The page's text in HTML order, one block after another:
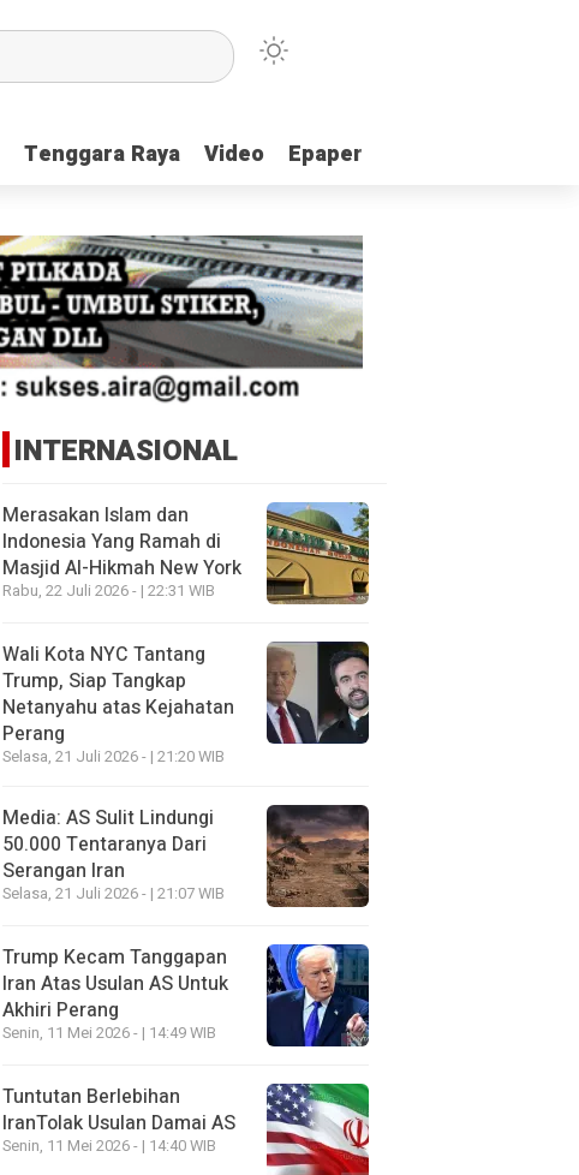
Tenggara Raya Video Epaper
Tenggara Raya Video Epaper
INTERNASIONAL
Merasakan Islam dan
Indonesia Yang Ramah di
Masjid Al-Hikmah New York
Rabu, 22 Juli 2026 - | 22:31 WIB
Wali Kota NYC Tantang
Trump, Siap Tangkap
Netanyahu atas Kejahatan
Perang
Selasa, 21 Juli 2026 - | 21:20 WIB
Media: AS Sulit Lindungi
50.000 Tentaranya Dari
Serangan Iran
Selasa, 21 Juli 2026 - | 21:07 WIB
Trump Kecam Tanggapan
Iran Atas Usulan AS Untuk
Akhiri Perang
Senin, 11 Mei 2026 - | 14:49 WIB
Tuntutan Berlebihan
IranTolak Usulan Damai AS
Senin, 11 Mei 2026 - | 14:40 WIB